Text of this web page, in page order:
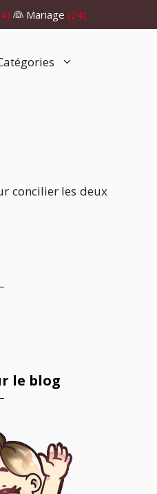
👰 Mariage (24)
concilier les deux
le blog